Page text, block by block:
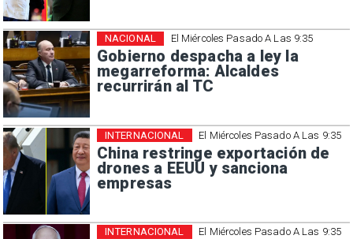
El Miércoles Pasado A Las 9:35
Gobierno despacha a ley la
megarreforma: Alcaldes
recurrirán al TC
NACIONAL
El Miércoles Pasado A Las 9:35
China restringe exportación de
drones a EEUU y sanciona
empresas
INTERNACIONAL
El Miércoles Pasado A Las 9:35
INTERNACIONAL